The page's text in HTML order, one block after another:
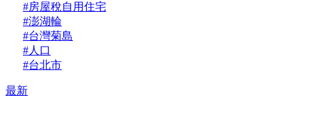
#房屋稅自用住宅
#澎湖輪
#台灣菊島
#人口
#台北市
最新